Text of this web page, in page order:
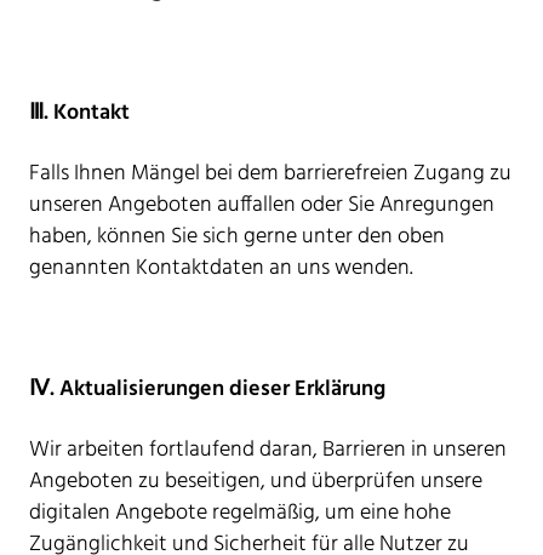
Ⅲ. Kontakt
Falls Ihnen Mängel bei dem barrierefreien Zugang zu
unseren Angeboten auffallen oder Sie Anregungen
haben, können Sie sich gerne unter den oben
genannten Kontaktdaten an uns wenden.
Ⅳ. Aktualisierungen dieser Erklärung
Wir arbeiten fortlaufend daran, Barrieren in unseren
Angeboten zu beseitigen, und überprüfen unsere
digitalen Angebote regelmäßig, um eine hohe
Zugänglichkeit und Sicherheit für alle Nutzer zu